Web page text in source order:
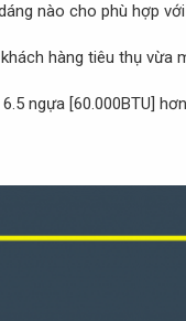
nào cho phù hợp
hàng tiêu thụ vừa
ngựa [60.000BTU]